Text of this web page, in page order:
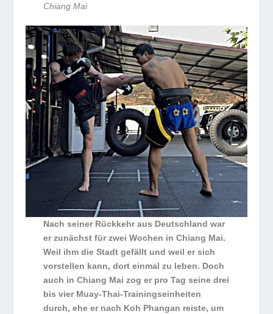
Chiang Mai
Nach seiner Rückkehr aus Deutschland war
er zunächst für zwei Wochen in Chiang Mai.
Weil ihm die Stadt gefällt und weil er sich
vorstellen kann, dort einmal zu leben. Doch
auch in Chiang Mai zog er pro Tag seine drei
bis vier Muay-Thai-Trainingseinheiten
durch, ehe er nach Koh Phangan reiste, um